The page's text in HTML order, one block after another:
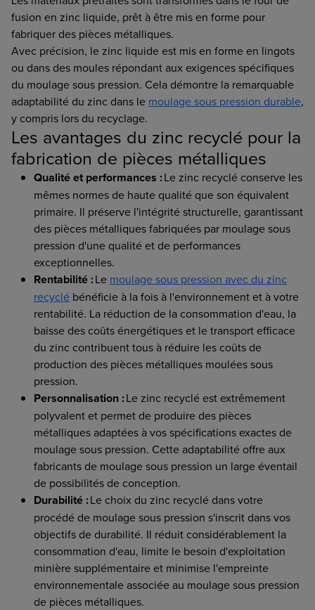
fusion en zinc liquide, prêt à être mis en forme pour
fabriquer des pièces métalliques.
Avec précision, le zinc liquide est mis en forme en lingots
ou dans des moules répondant aux exigences spécifiques
du moulage sous pression. Cela démontre la remarquable
adaptabilité du zinc dans le moulage sous pression durable,
y compris lors du recyclage.
Les avantages du zinc recyclé pour la
fabrication de pièces métalliques
Qualité et performances :Le zinc recyclé conserve les
mêmes normes de haute qualité que son équivalent
primaire. Il préserve l'intégrité structurelle, garantissant
des pièces métalliques fabriquées par moulage sous
pression d'une qualité et de performances
exceptionnelles.
Rentabilité :Le moulage sous pression avec du zinc
recyclé bénéficie à la fois à l'environnement et à votre
rentabilité. La réduction de la consommation d'eau, la
baisse des coûts énergétiques et le transport efficace
du zinc contribuent tous à réduire les coûts de
production des pièces métalliques moulées sous
pression.
Personnalisation :Le zinc recyclé est extrêmement
polyvalent et permet de produire des pièces
métalliques adaptées à vos spécifications exactes de
moulage sous pression. Cette adaptabilité offre aux
fabricants de moulage sous pression un large éventail
de possibilités de conception.
Durabilité :Le choix du zinc recyclé dans votre
procédé de moulage sous pression s'inscrit dans vos
objectifs de durabilité. Il réduit considérablement la
consommation d'eau, limite le besoin d'exploitation
minière supplémentaire et minimise l'empreinte
environnementale associée au moulage sous pression
de pièces métalliques.